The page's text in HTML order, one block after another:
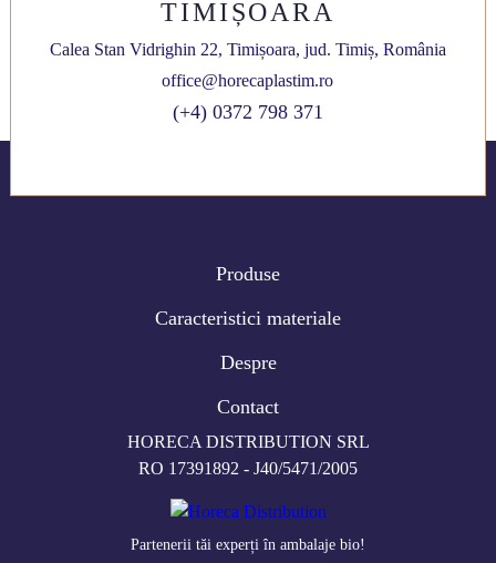
TIMIȘOARA
Calea Stan Vidrighin 22, Timișoara, jud. Timiș, România
office@horecaplastim.ro
(+4) 0372 798 371
Produse
Caracteristici materiale
Despre
Contact
HORECA DISTRIBUTION SRL
RO 17391892 - J40/5471/2005
Partenerii tăi experți în ambalaje bio!